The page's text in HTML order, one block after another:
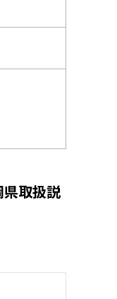
取扱説